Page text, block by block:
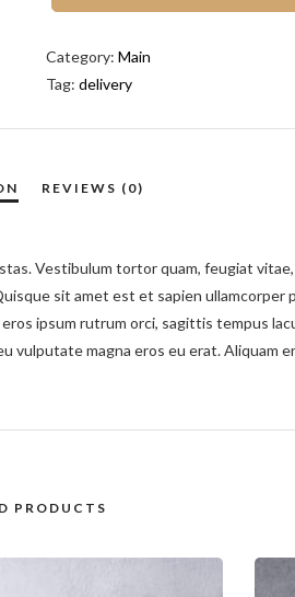
Category:Main
Tag:delivery
Vestibulum tortor quam, feugiat
sit amet est et sapien
ipsum rutrum orci, sagittis tempus
magna eros eu erat. Aliquam
PRODUCTS